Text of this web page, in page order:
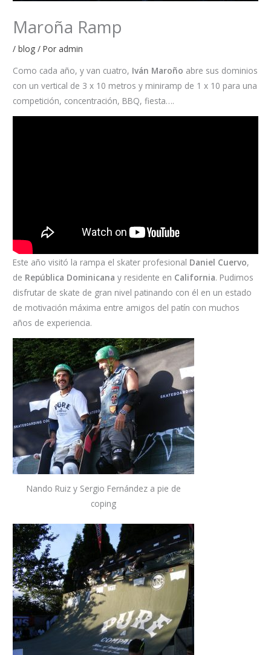
Maroña Ramp
/blog / Por admin
Como cada año, y van cuatro, Iván Maroño abre sus dominios
con un vertical de 3 x 10 metros y miniramp de 1 x 10 para una
competición, concentración, BBQ, fiesta….
Este año visitó la rampa el skater profesional Daniel Cuervo,
de República Dominicana y residente en California. Pudimos
disfrutar de skate de gran nivel patinando con él en un estado
de motivación máxima entre amigos del patín con muchos
años de experiencia.
Nando Ruiz y Sergio Fernández a pie de
coping